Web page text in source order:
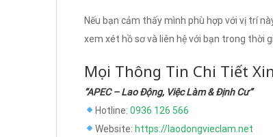
Nếu bạn cảm thấy mình phù hợp với vị trí
xem xét hồ sơ và liên hệ với bạn trong thời
Mọi Thông Tin Chi Tiết
“APEC – Lao Động, Việc Làm & Định Cư”
Hotline: 0936 126 566
Website: https://laodongvieclam.net